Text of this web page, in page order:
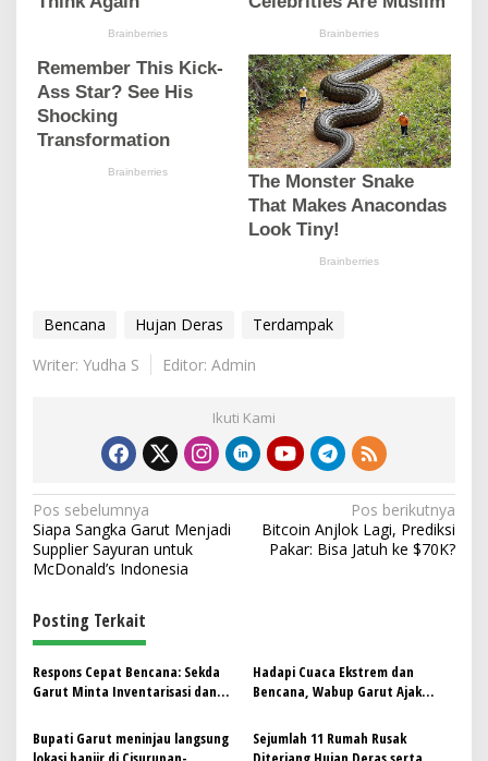
Bencana Hujan Deras
Terdampak
Writer: Yudha S
Editor: Admin
Ikuti Kami
N
a
v
i
g
a
s
i
Pos sebelumnya
Siapa Sangka Garut Menjadi
Supplier Sayuran untuk
McDonald’s Indonesia
Pos berikutnya
Bitcoin Anjlok Lagi, Prediksi
Pakar: Bisa Jatuh ke $70K?
Posting Terkait
Respons Cepat Bencana: Sekda
Garut Minta Inventarisasi dan
Hadapi Cuaca Ekstrem dan
Bencana, Wabup Garut Ajak
Kebersihan Lingkungan
Bupati Garut meninjau langsung
Sejumlah 11 Rumah Rusak